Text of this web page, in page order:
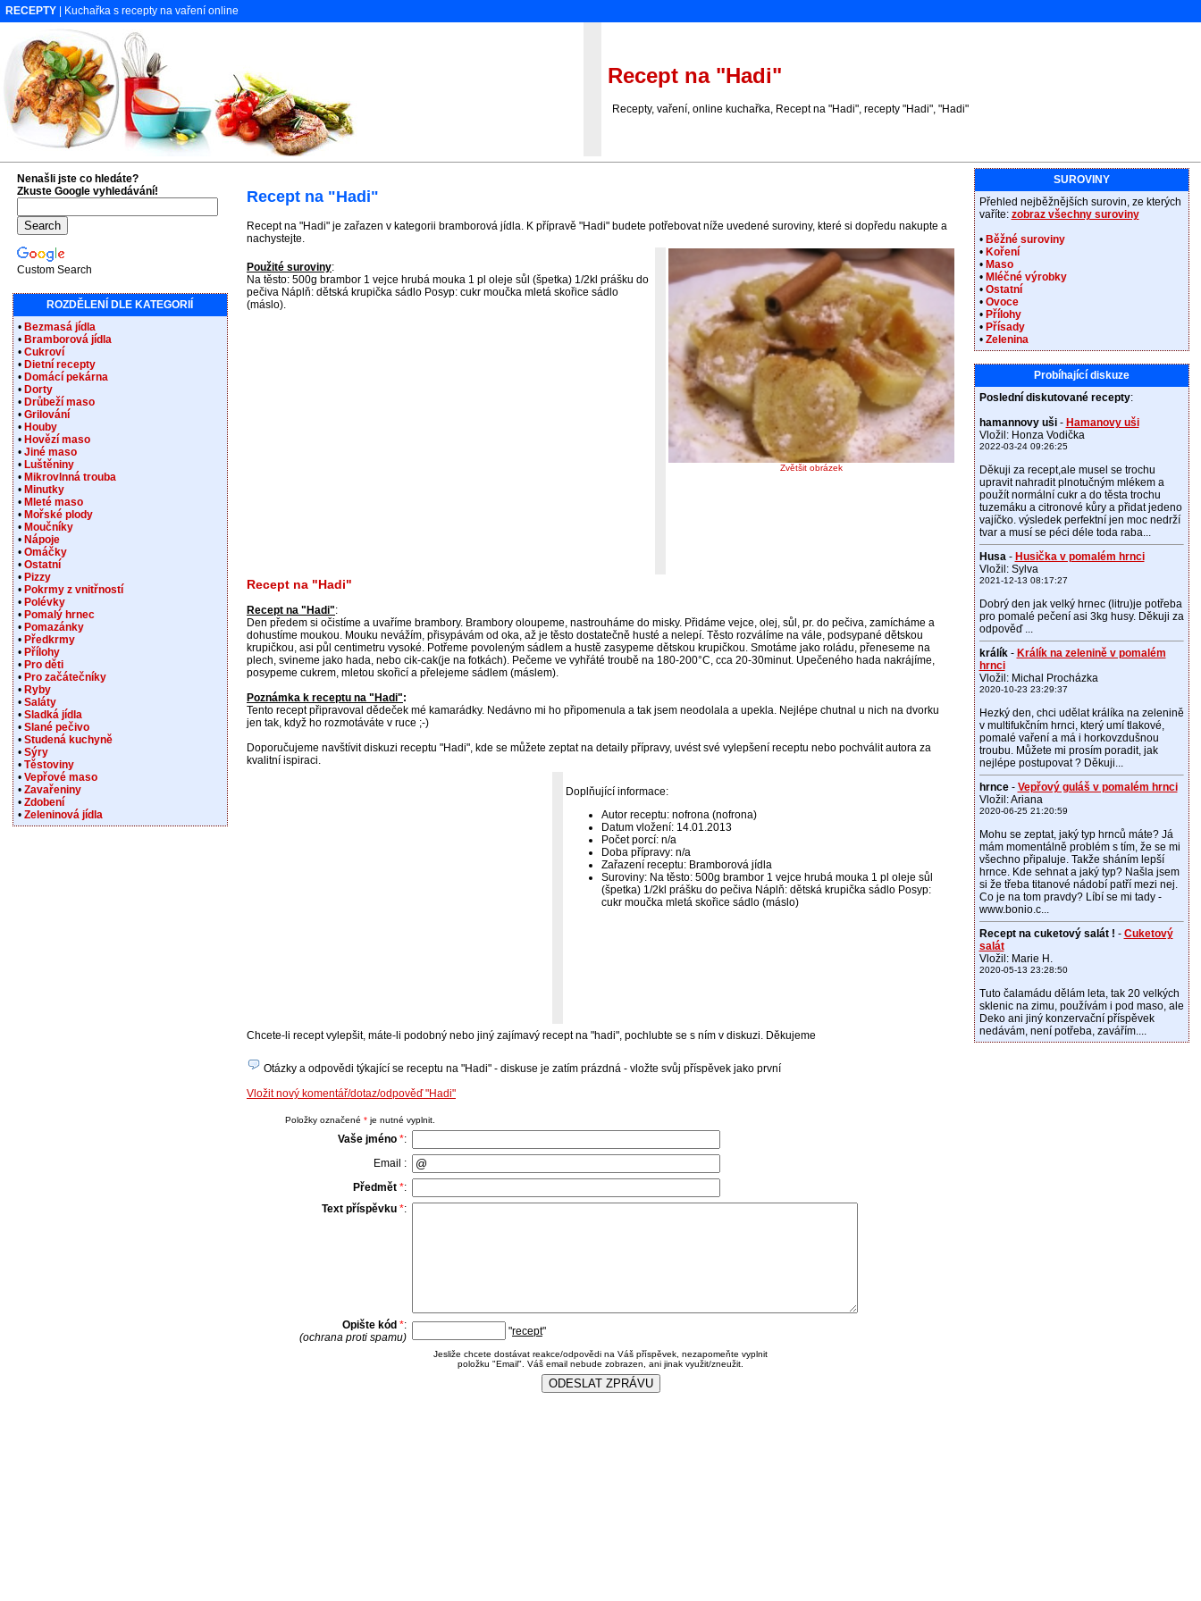
RECEPTY | Kuchařka s recepty na vaření online
Recept na "Hadi"
Recepty, vaření, online kuchařka, Recept na "Hadi", recepty "Hadi", "Hadi"
Recept na "Hadi"
Recept na "Hadi" je zařazen v kategorii bramborová jídla. K přípravě "Hadi" budete potřebovat níže uvedené suroviny, které si dopředu nakupte a
nachystejte.
Použité suroviny:
Na těsto: 500g brambor 1 vejce hrubá mouka 1 pl oleje sůl (špetka) 1/2kl prášku do
pečiva Náplň: dětská krupička sádlo Posyp: cukr moučka mletá skořice sádlo
(máslo).
Zvětšit obrázek
Recept na "Hadi"
Recept na "Hadi":
Den předem si očistíme a uvaříme brambory. Brambory oloupeme, nastrouháme do misky. Přidáme vejce, olej, sůl, pr. do pečiva, zamícháme a
dohustíme moukou. Mouku nevážím, přisypávám od oka, až je těsto dostatečně husté a nelepí. Těsto rozválíme na vále, podsypané dětskou
krupičkou, asi půl centimetru vysoké. Potřeme povoleným sádlem a hustě zasypeme dětskou krupičkou. Smotáme jako roládu, přeneseme na
plech, svineme jako hada, nebo cik-cak(je na fotkách). Pečeme ve vyhřáté troubě na 180-200°C, cca 20-30minut. Upečeného hada nakrájíme,
posypeme cukrem, mletou skořicí a přelejeme sádlem (máslem).
Poznámka k receptu na "Hadi":
Tento recept připravoval dědeček mé kamarádky. Nedávno mi ho připomenula a tak jsem neodolala a upekla. Nejlépe chutnal u nich na dvorku
jen tak, když ho rozmotáváte v ruce ;-)
Doporučujeme navštívit diskuzi receptu "Hadi", kde se můžete zeptat na detaily přípravy, uvést své vylepšení receptu nebo pochválit autora za
kvalitní ispiraci.
Doplňující informace:
Autor receptu: nofrona (nofrona)
Datum vložení: 14.01.2013
Počet porcí: n/a
Doba přípravy: n/a
Zařazení receptu: Bramborová jídla
Suroviny: Na těsto: 500g brambor 1 vejce hrubá mouka 1 pl oleje sůl
(špetka) 1/2kl prášku do pečiva Náplň: dětská krupička sádlo Posyp:
cukr moučka mletá skořice sádlo (máslo)
Chcete-li recept vylepšit, máte-li podobný nebo jiný zajímavý recept na "hadi", pochlubte se s ním v diskuzi. Děkujeme
Otázky a odpovědi týkající se receptu na "Hadi" - diskuse je zatím prázdná - vložte svůj příspěvek jako první
Vložit nový komentář/dotaz/odpověď "Hadi"
Položky označené * je nutné vyplnit.
Vaše jméno *:
Email :
Předmět *:
Text příspěvku *:
Opište kód *:
(ochrana proti spamu)
"recept"
Jesliže chcete dostávat reakce/odpovědi na Váš příspěvek, nezapomeňte vyplnit
položku "Email". Váš email nebude zobrazen, ani jinak využit/zneužit.
Nenašli jste co hledáte?
Zkuste Google vyhledávání!
Custom Search
ROZDĚLENÍ DLE KATEGORIÍ
• Bezmasá jídla
• Bramborová jídla
• Cukroví
• Dietní recepty
• Domácí pekárna
• Dorty
• Drůbeží maso
• Grilování
• Houby
• Hovězí maso
• Jiné maso
• Luštěniny
• Mikrovlnná trouba
• Minutky
• Mleté maso
• Mořské plody
• Moučníky
• Nápoje
• Omáčky
• Ostatní
• Pizzy
• Pokrmy z vnitřností
• Polévky
• Pomalý hrnec
• Pomazánky
• Předkrmy
• Přílohy
• Pro děti
• Pro začátečníky
• Ryby
• Saláty
• Sladká jídla
• Slané pečivo
• Studená kuchyně
• Sýry
• Těstoviny
• Vepřové maso
• Zavařeniny
• Zdobení
• Zeleninová jídla
SUROVINY
Přehled nejběžnějších surovin, ze kterých
vaříte: zobraz všechny suroviny
• Běžné suroviny
• Koření
• Maso
• Mléčné výrobky
• Ostatní
• Ovoce
• Přílohy
• Přísady
• Zelenina
Probíhající diskuze
Poslední diskutované recepty:
hamannovy uši- Hamanovy uši
Vložil: Honza Vodička
2022-03-24 09:26:25
Děkuji za recept,ale musel se trochu
upravit nahradit plnotučným mlékem a
použít normální cukr a do těsta trochu
tuzemáku a citronové kůry a přidat jedeno
vajíčko. výsledek perfektní jen moc nedrží
tvar a musí se péci déle toda raba...
Husa- Husička v pomalém hrnci
Vložil: Sylva
2021-12-13 08:17:27
Dobrý den jak velký hrnec (litru)je potřeba
pro pomalé pečení asi 3kg husy. Děkuji za
odpověď ...
králík- Králík na zelenině v pomalém
hrnci
Vložil: Michal Procházka
2020-10-23 23:29:37
Hezký den, chci udělat králíka na zelenině
v multifukčním hrnci, který umí tlakové,
pomalé vaření a má i horkovzdušnou
troubu. Můžete mi prosím poradit, jak
nejlépe postupovat ? Děkuji...
hrnce- Vepřový guláš v pomalém hrnci
Vložil: Ariana
2020-06-25 21:20:59
Mohu se zeptat, jaký typ hrnců máte? Já
mám momentálně problém s tím, že se mi
všechno připaluje. Takže sháním lepší
hrnce. Kde sehnat a jaký typ? Našla jsem
si že třeba titanové nádobí patří mezi nej.
Co je na tom pravdy? Líbí se mi tady -
www.bonio.c...
Recept na cuketový salát ! - Cuketový
salát
Vložil: Marie H.
2020-05-13 23:28:50
Tuto čalamádu dělám leta, tak 20 velkých
sklenic na zimu, používám i pod maso, ale
Deko ani jiný konzervační příspěvek
nedávám, není potřeba, zavářím....